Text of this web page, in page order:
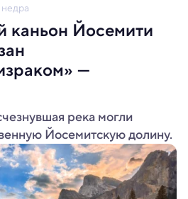
каньон Йосемити
—
река могли
Йосемитскую долину.